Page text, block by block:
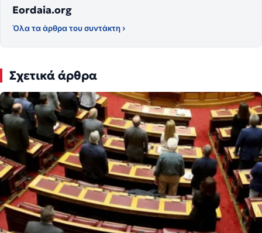
Eordaia.org
Όλα τα άρθρα του συντάκτη ›
Σχετικά άρθρα